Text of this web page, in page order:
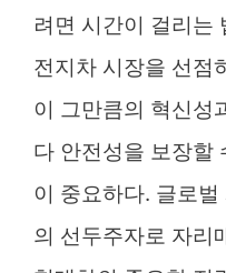
려면 시간이 걸리는
전지차 시장을 선점
이 그만큼의 혁신성
다 안전성을 보장할
이 중요하다. 글로
의 선두주자로 자리